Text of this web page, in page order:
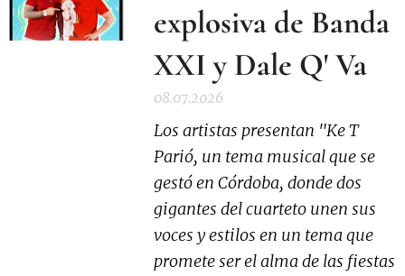
explosiva de Banda
XXI y Dale Q' Va
08.07.2026
Los artistas presentan "Ke T
Parió, un tema musical que se
gestó en Córdoba, donde dos
gigantes del cuarteto unen sus
voces y estilos en un tema que
promete ser el alma de las fiestas